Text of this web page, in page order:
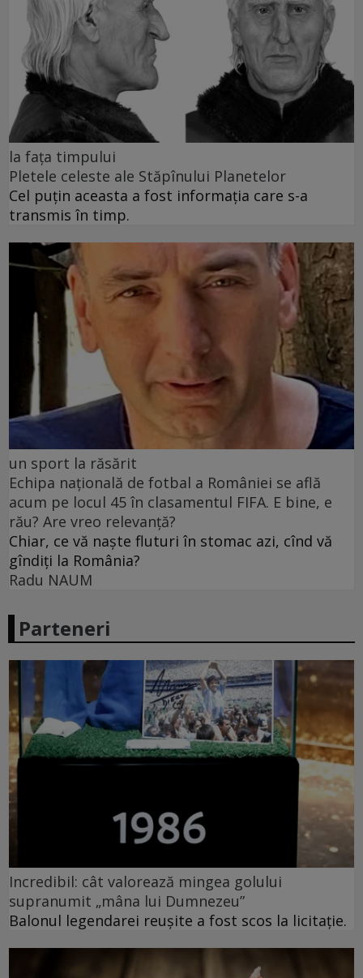
la fața timpului
Pletele celeste ale Stăpînului Planetelor
Cel puţin aceasta a fost informaţia care s-a
transmis în timp.
un sport la răsărit
Echipa națională de fotbal a României se află
acum pe locul 45 în clasamentul FIFA. E bine, e
rău? Are vreo relevanță?
Chiar, ce vă naște fluturi în stomac azi, cînd vă
gîndiți la România?
Radu NAUM
Parteneri
Incredibil: cât valorează mingea golului
supranumit „mâna lui Dumnezeu”
Balonul legendarei reușite a fost scos la licitație.